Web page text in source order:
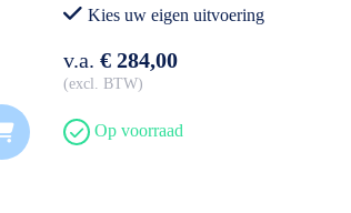
Kies uw eigen uitvoering
v.a. € 284,00
excl. BTW
Op voorraad